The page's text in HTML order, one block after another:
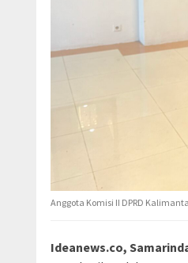
Anggota Komisi II DPRD
Ideanews.co,